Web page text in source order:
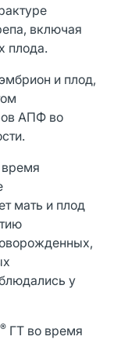
включая
плода.
и плод,
АПФ во
время
мать и плод
у
® ГТ во время